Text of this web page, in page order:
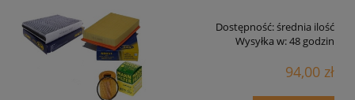
Dostępność:średnia ilość
Wysyłka w:48 godzin
94,00 zł